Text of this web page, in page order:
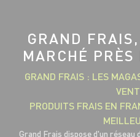
GRAND
MARCHÉ PRÈS
GRAND FRAIS : LES
PRODUITS FRAIS EN
Grand Frais dispose d'un réseau